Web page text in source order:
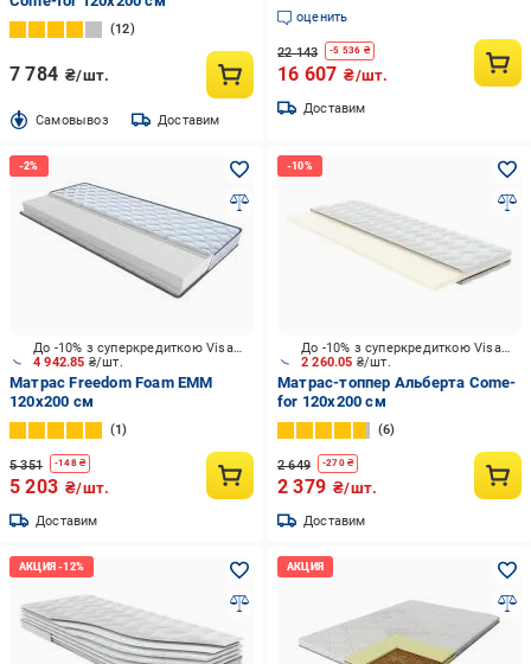
12
7 784 ₴/шт.
Cамовывоз Доставим
оценить
22 143 -5 536 ₴
16 607 ₴/шт.
Доставим
4 942.85 ₴/шт.
До -10% з суперкредиткою Visa Вигода
Матрас Freedom Foam ЕММ
120x200 см
1
5 351 -148₴
5 203 ₴/шт.
Доставим
2 260.05 ₴/шт.
До -10% з суперкредиткою Visa Вигода
Матрас-топпер Альберта Come-
for 120x200 см
6
2 649 -270₴
2 379 ₴/шт.
Доставим